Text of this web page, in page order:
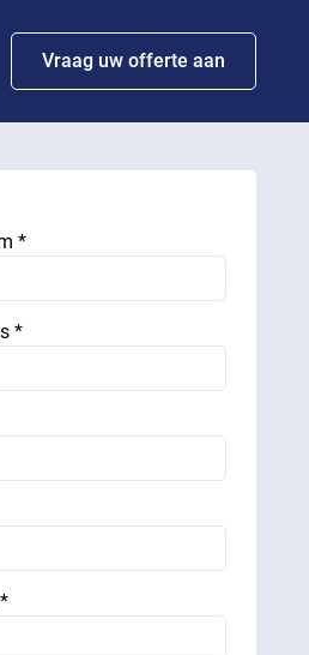
Vraag uw offerte aan
*
*